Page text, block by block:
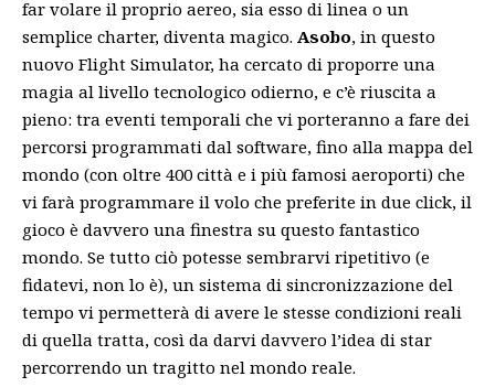
far volare il proprio aereo, sia esso di linea o un
semplice charter, diventa magico. Asobo, in questo
nuovo Flight Simulator, ha cercato di proporre una
magia al livello tecnologico odierno, e c’è riuscita a
pieno: tra eventi temporali che vi porteranno a fare dei
percorsi programmati dal software, fino alla mappa del
mondo (con oltre 400 città e i più famosi aeroporti) che
vi farà programmare il volo che preferite in due click, il
gioco è davvero una finestra su questo fantastico
mondo. Se tutto ciò potesse sembrarvi ripetitivo (e
fidatevi, non lo è), un sistema di sincronizzazione del
tempo vi permetterà di avere le stesse condizioni reali
di quella tratta, così da darvi davvero l’idea di star
percorrendo un tragitto nel mondo reale.